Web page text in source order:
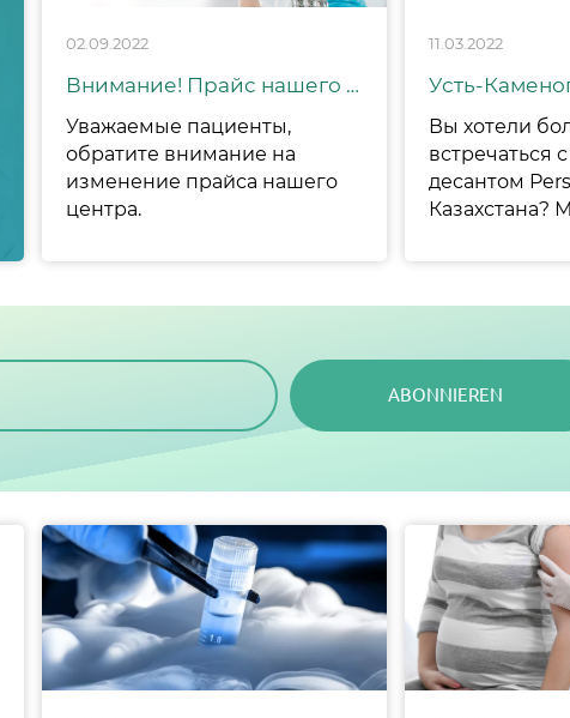
02.09.2022
Внимание! Прайс нашего центра изменен.
Уважаемые пациенты,
обратите внимание на
изменение прайса нашего
центра.
11.03.2022
Вы хотели
встречаться
десантом
ABONNIEREN